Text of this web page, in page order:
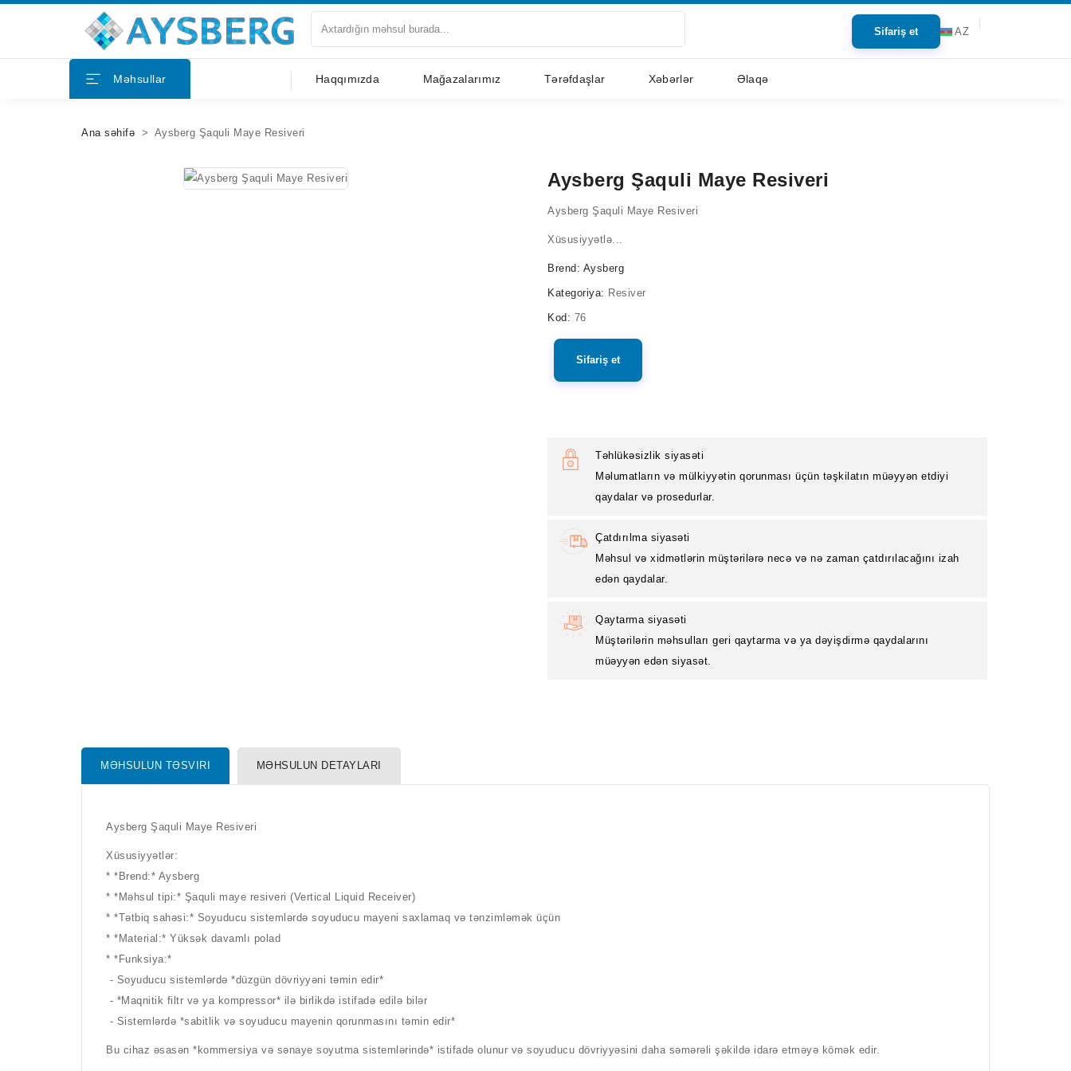
Sifariş et AZ
Məhsullar Haqqımızda Mağazalarımız Tərəfdaşlar Xəbərlər Əlaqə
Ana səhifə Aysberg Şaquli Maye Resiveri
Aysberg Şaquli Maye Resiveri
Aysberg Şaquli Maye Resiveri
Xüsusiyyətlə...
Brend: Aysberg
Kategoriya: Resiver
Kod: 76
Sifariş et
Təhlükəsizlik siyasəti
Məlumatların və mülkiyyətin qorunması üçün təşkilatın müəyyən etdiyi
qaydalar və prosedurlar.
Çatdırılma siyasəti
Məhsul və xidmətlərin müştərilərə necə və nə zaman çatdırılacağını izah
edən qaydalar.
Qaytarma siyasəti
Müştərilərin məhsulları geri qaytarma və ya dəyişdirmə qaydalarını
müəyyən edən siyasət.
MƏHSULUN TƏSVIRI MƏHSULUN DETAYLARI
Aysberg Şaquli Maye Resiveri
Xüsusiyyətlər:
* *Brend:* Aysberg
* *Məhsul tipi:* Şaquli maye resiveri (Vertical Liquid Receiver)
* *Tətbiq sahəsi:* Soyuducu sistemlərdə soyuducu mayeni saxlamaq və tənzimləmək üçün
* *Material:* Yüksək davamlı polad
* *Funksiya:*
- Soyuducu sistemlərdə *düzgün dövriyyəni təmin edir*
- *Maqnitik filtr və ya kompressor* ilə birlikdə istifadə edilə bilər
- Sistemlərdə *sabitlik və soyuducu mayenin qorunmasını təmin edir*
Bu cihaz əsasən *kommersiya və sənaye soyutma sistemlərində* istifadə olunur və soyuducu dövriyyəsini daha səmərəli şəkildə idarə etməyə kömək edir.